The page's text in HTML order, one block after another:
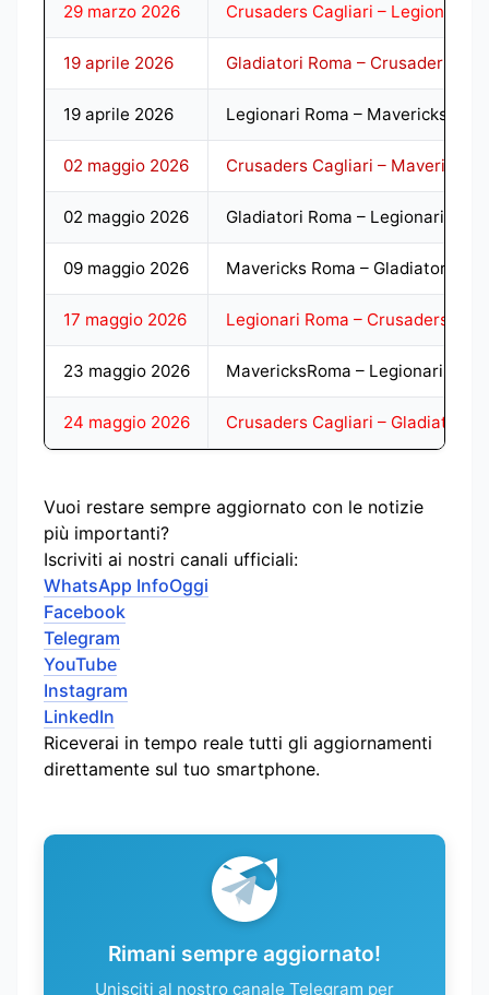
29 marzo 2026 Crusaders Cagliari – Legionari
19 aprile 2026 Gladiatori Roma – Crusaders
19 aprile 2026 Legionari Roma – Mavericks
02 maggio 2026 Crusaders Cagliari – Mavericks
02 maggio 2026 Gladiatori Roma – Legionari
09 maggio 2026 Mavericks Roma – Gladiatori
17 maggio 2026 Legionari Roma – Crusaders
23 maggio 2026 MavericksRoma – Legionari
24 maggio 2026 Crusaders Cagliari – Gladiatori
Vuoi restare sempre aggiornato con le notizie
più importanti?
Iscriviti ai nostri canali ufficiali:
WhatsApp InfoOggi
Facebook
Telegram
YouTube
Instagram
LinkedIn
Riceverai in tempo reale tutti gli aggiornamenti
direttamente sul tuo smartphone.
Rimani sempre aggiornato!
Unisciti al nostro canale Telegram per